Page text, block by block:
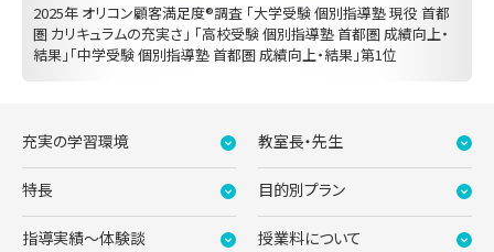
2025年 オリコン顧客満足度®調査 「大学受験 個別指導塾 現役 首都
圏 カリキュラムの充実さ」 「高校受験 個別指導塾 首都圏 成績向上・
結果」「中学受験 個別指導塾 首都圏 成績向上・結果」第1位
充実の学習環境 教室長・先生
特長 目的別プラン
指導実績〜体験談 授業料について